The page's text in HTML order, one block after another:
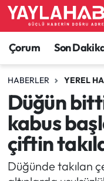
Çorum Son
HABERLER YEREL
Düğün
kabus
çiftin
Düğünde takılan
Alaca Haberleri
Bayat
Bilgi - Keşfet
Bilim ve
Boğazkale
Çorum Nöbetçi
Çorum Hava
Çorum Namaz
Çorum Trafik
TFF 1.Lig Puan